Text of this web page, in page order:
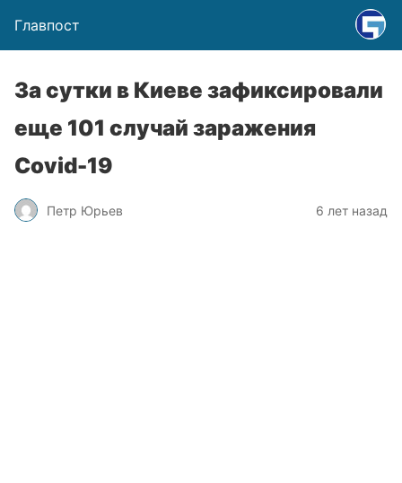
Главпост
За сутки в Киеве зафиксировали
еще 101 случай заражения
Covid-19
Петр Юрьев 6 лет назад